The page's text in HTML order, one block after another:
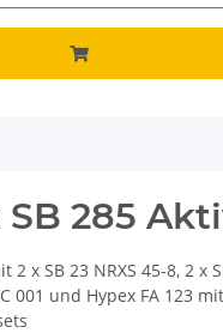
SB 285
x SB 23 NRXS 45-8, 2 x
001 und Hypex FA 123